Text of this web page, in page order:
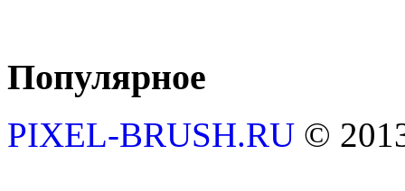
Популярное
PIXEL-BRUSH.RU ©